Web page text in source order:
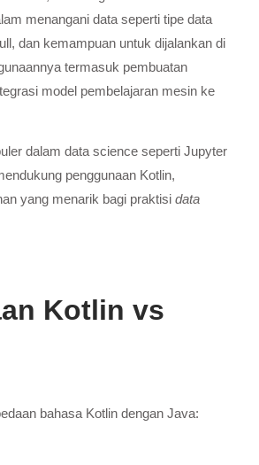
menangani data seperti tipe data
dan kemampuan untuk dijalankan di
termasuk pembuatan
model pembelajaran mesin ke
dalam data science seperti Jupyter
penggunaan Kotlin,
yang menarik bagi praktisi data
Kotlin vs
bahasa Kotlin dengan Java: